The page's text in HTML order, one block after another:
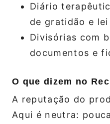
Diário
de gratidão e
Divisórias com
documentos e
O que dizem no
A reputação do
Aqui é neutra: